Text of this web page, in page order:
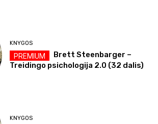
KNYGOS
Brett Steenbarger –
Treidingo psichologija 2.0 (32 dalis)
KNYGOS